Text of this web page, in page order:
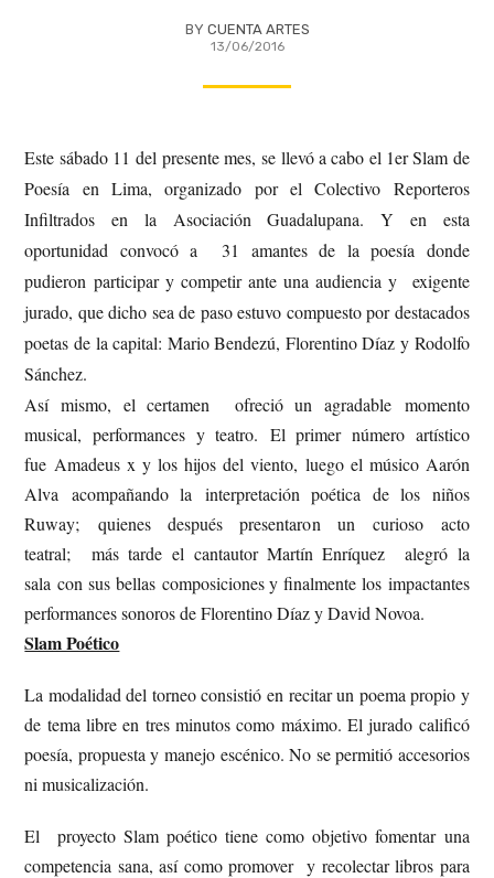
BY CUENTA ARTES
13/06/2016
Este sábado 11 del presente mes, se llevó a cabo el 1er Slam de
Poesía en Lima, organizado por el Colectivo Reporteros
Infiltrados en la Asociación Guadalupana. Y en esta
oportunidad convocó a 31 amantes de la poesía donde
pudieron participar y competir ante una audiencia y exigente
jurado, que dicho sea de paso estuvo compuesto por destacados
poetas de la capital: Mario Bendezú, Florentino Díaz y Rodolfo
Sánchez.
Así mismo, el certamen ofreció un agradable momento
musical, performances y teatro. El primer número artístico
fue Amadeus x y los hijos del viento, luego el músico Aarón
Alva acompañando la interpretación poética de los niños
Ruway; quienes después presentaron un curioso acto
teatral; más tarde el cantautor Martín Enríquez alegró la
sala con sus bellas composiciones y finalmente los impactantes
performances sonoros de Florentino Díaz y David Novoa.
Slam Poético
La modalidad del torneo consistió en recitar un poema propio y
de tema libre en tres minutos como máximo. El jurado calificó
poesía, propuesta y manejo escénico. No se permitió accesorios
ni musicalización.
El proyecto Slam poético tiene como objetivo fomentar una
competencia sana, así como promover y recolectar libros para